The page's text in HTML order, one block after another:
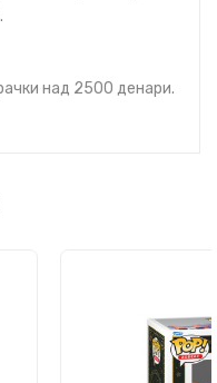
над 2500 денари.